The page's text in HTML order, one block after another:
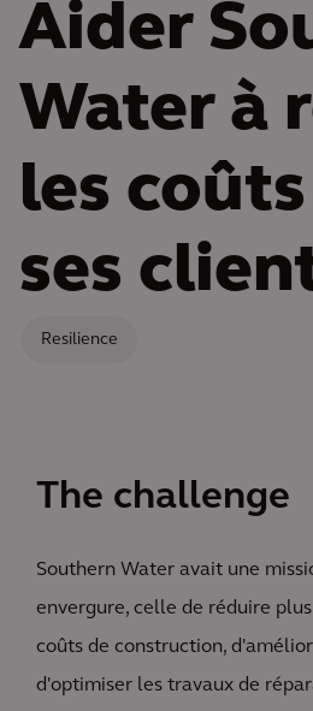
Aider
Water à
les
ses
Resilience
The challenge
Southern Water avait une
envergure, celle de réduire
coûts de construction,
d'optimiser les travaux de